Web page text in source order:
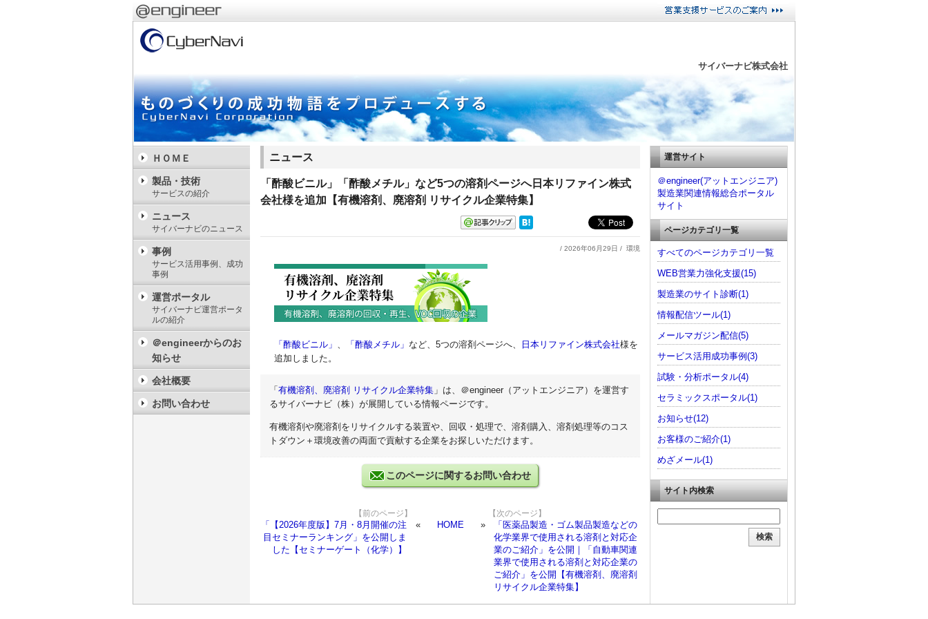
サイバーナビ株式会社
ニュース
「酢酸ビニル」「酢酸メチル」など5つの溶剤ページへ日本リファイン株式
会社様を追加【有機溶剤、廃溶剤 リサイクル企業特集】
/ 2026年06月29日 / 環境
「酢酸ビニル」 、 「酢酸メチル」 など、5つの溶剤ページへ、 日本リファイン株式会社様を
追加しました。
「 有機溶剤、廃溶剤 リサイクル企業特集 」は、＠engineer（アットエンジニア）を運営す
るサイバーナビ（株）が展開している情報ページです。
有機溶剤や廃溶剤をリサイクルする装置や、回収・処理で、溶剤購入、溶剤処理等のコス
トダウン＋環境改善の両面で貢献する企業をお探しいただけます。
このページに関するお問い合わせ
【前のページ】
「【2026年度版】7月・8月開催の注
目セミナーランキング」を公開しま
した【セミナーゲート（化学）】
HOME
【次のページ】
「医薬品製造・ゴム製品製造などの
化学業界で使用される溶剤と対応企
業のご紹介」を公開｜「自動車関連
業界で使用される溶剤と対応企業の
ご紹介」を公開【有機溶剤、廃溶剤
リサイクル企業特集】
ＨＯＭＥ
製品・技術
サービスの紹介
ニュース
サイバーナビのニュース
事例
サービス活用事例、成功
事例
運営ポータル
サイバーナビ運営ポータ
ルの紹介
＠engineerからのお
知らせ
会社概要
お問い合わせ
運営サイト
＠engineer(アットエンジニア)
製造業関連情報総合ポータル
サイト
ページカテゴリ一覧
すべてのページカテゴリ一覧
WEB営業力強化支援(15)
製造業のサイト診断(1)
情報配信ツール(1)
メールマガジン配信(5)
サービス活用成功事例(3)
試験・分析ポータル(4)
セラミックスポータル(1)
お知らせ(12)
お客様のご紹介(1)
めざメール(1)
サイト内検索